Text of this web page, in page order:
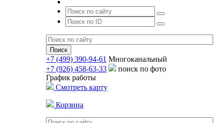
+7 (499) 390-94-61 Многоканальный
+7 (926) 458-63-33
поиск по фото
График работы
Смотреть карту
Корзина